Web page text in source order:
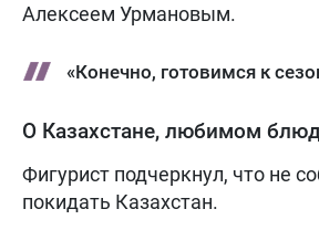
Алексеем Урмановым.
«Конечно, готовимся к
О Казахстане, любимом
Фигурист подчеркнул, что не
покидать Казахстан.